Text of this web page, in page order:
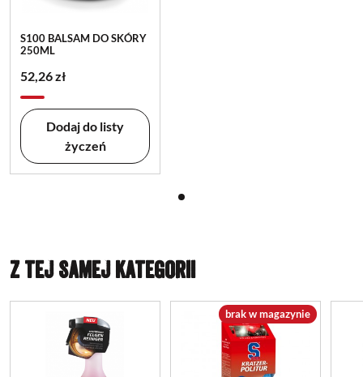
S100 BALSAM DO SKÓRY
250ML
52,26 zł
Dodaj do listy
życzeń
Z TEJ SAMEJ KATEGORII
brak w magazynie